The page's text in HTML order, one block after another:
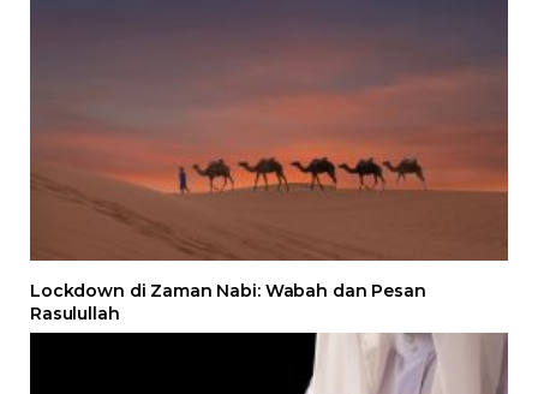
Lockdown di Zaman Nabi: Wabah dan Pesan
Rasulullah